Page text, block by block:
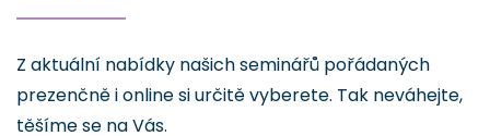
Z aktuální nabídky našich seminářů pořádaných
prezenčně i online si určitě vyberete. Tak neváhejte,
těšíme se na Vás.